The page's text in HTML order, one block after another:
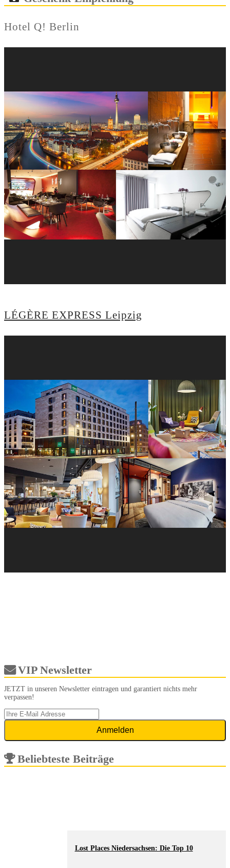
Hotel Q! Berlin
LÉGÈRE EXPRESS Leipzig
VIP Newsletter
JETZT in unseren Newsletter eintragen und garantiert nichts mehr
verpassen!
Beliebteste Beiträge
Lost Places Niedersachsen: Die Top 10